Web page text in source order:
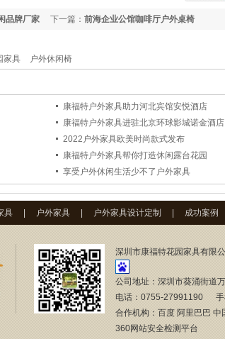
下一篇： 前海企业公馆咖啡厅户外桌椅
品牌厂家
家具 户外休闲椅
康福特户外家具助力河北宾馆安悦酒店
康福特户外家具进驻北京环球影城诺金酒店
2022户外家具欧美时尚款式发布
康福特户外家具帮你打造休闲露台花园
享受户外休闲生活少不了户外家具
具 户外家具 户外家具设计定制 成功案例
深圳市康福特花园家具有限
公司地址：深圳市葵涌街
电话：0755-27991190
合作机构：百度 阿里巴巴 中
360网站安全检测平台